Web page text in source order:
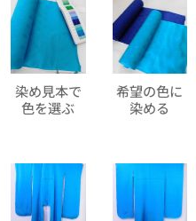
染め見本で
色を選ぶ
希望の色に
染める